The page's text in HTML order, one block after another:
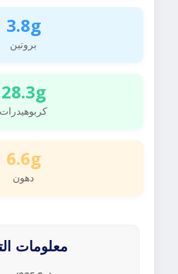
3.8g
بروتين
28.3g
كربوهيدرات
6.6g
دهون
معلومات